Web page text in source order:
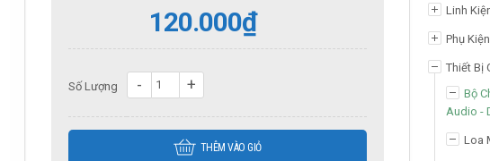
120.000₫
Số Lượng
THÊM VÀO GIỎ
Linh
Phụ
Thiết Bị
Bộ
Audio -
Loa